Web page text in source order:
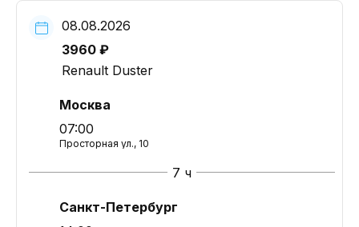
08.08.2026
3960 ₽
Renault Duster
Москва
07:00
Просторная ул., 10
7 ч
Санкт-Петербург